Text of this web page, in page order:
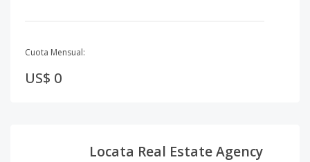
Cuota Mensual:
US$ 0
Locata Real Estate Agency